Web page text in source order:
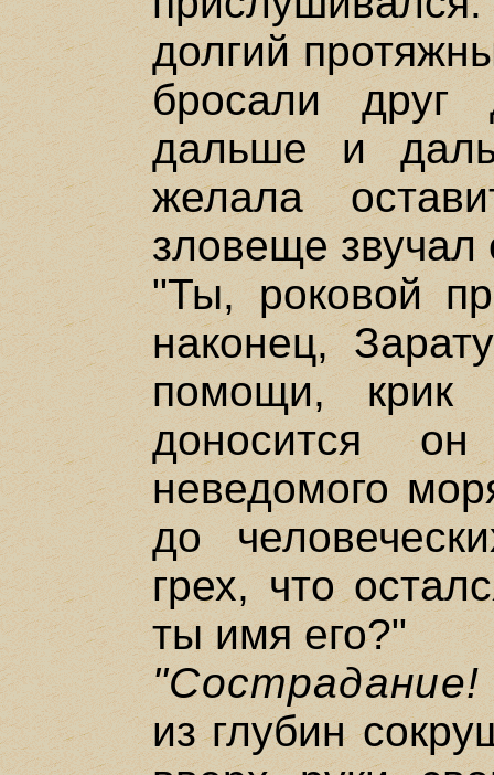
долгий
бросали друг
дальше и
желала
зловеще звучал
"Ты, роковой
наконец,
помощи, крик
доносится
неведомого
до
грех, что
ты имя его?"
"Сострадание!
из глубин